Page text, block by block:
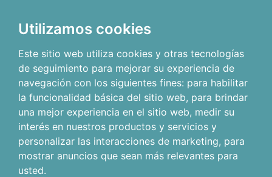
Utilizamos cookies
Este sitio web utiliza cookies y otras tecnologías
de seguimiento para mejorar su experiencia de
navegación con los siguientes fines: para habilitar
la funcionalidad básica del sitio web, para brindar
una mejor experiencia en el sitio web, medir su
interés en nuestros productos y servicios y
personalizar las interacciones de marketing, para
mostrar anuncios que sean más relevantes para
usted.